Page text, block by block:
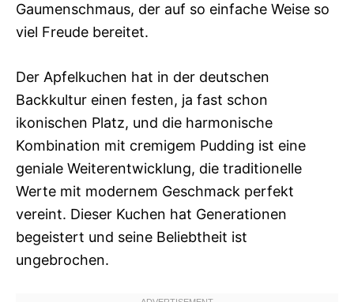
Gaumenschmaus, der auf so einfache Weise so
viel Freude bereitet.
Der Apfelkuchen hat in der deutschen
Backkultur einen festen, ja fast schon
ikonischen Platz, und die harmonische
Kombination mit cremigem Pudding ist eine
geniale Weiterentwicklung, die traditionelle
Werte mit modernem Geschmack perfekt
vereint. Dieser Kuchen hat Generationen
begeistert und seine Beliebtheit ist
ungebrochen.